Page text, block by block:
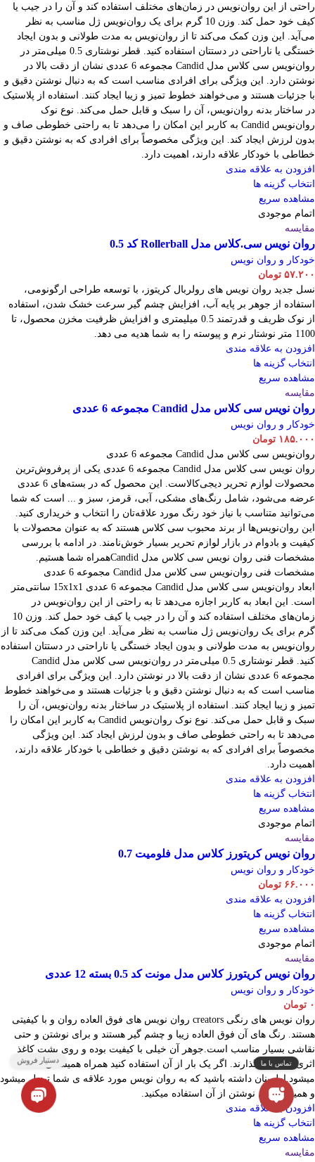
راحتی از این روان‌نویس در زمان‌های مختلف استفاده کند و آن را در جیب یا
کیف خود حمل کند. وزن 10 گرم برای یک روان‌نویس ژل مناسب به نظر
می‌آید. این وزن کمک می‌کند تا از روان‌نویس به مدت طولانی و بدون ایجاد
خستگی یا ناراحتی در دستتان استفاده کنید. قطر نوشتاری 0.5 میلی‌متر در
روان‌نویس سی کلاس مدل Candid مجموعه 6 عددی نشان از دقت بالا در
نوشتن دارد. این ویژگی برای افرادی مناسب است که به دنبال نوشتن دقیق و
با جزئیات هستند و می‌خواهند خطوط تمیز و زیبا ایجاد کنند. استفاده از پلاستیک
در ساختار بدنه روان‌نویس، آن را سبک و قابل حمل می‌کند. نوع نوک
روان‌نویس Candid به کاربر این امکان را می‌دهد تا به راحتی خطوطی صاف و
بدون لرزش ایجاد کند. این ویژگی مخصوصاً برای افرادی که به نوشتن دقیق و
خطاطی با خودکار علاقه دارند، اهمیت دارد.
افزودن به علاقه مندی
انتخاب گزینه ها
مشاهده سریع
اتمام موجودی
مقایسه
روان نویس سی.کلاس مدل Rollerball کد 0.5
خودکار و روان نویس
۵۷.۲۰۰ تومان
نسل جدید روان نویس های رولربال کریتوز، با توسعه طراحی ارگونومی،
استفاده از جوهر بر پایه آب، افزایش چشم گیر سرعت خشک شدن، استفاده
از نوک ظریف و قدرتمند 0.5 میلیمتری و افزایش ظرفیت مخزن محصول، تا
1100 متر نوشتار نرم و پیوسته را به شما هدیه می دهد.
افزودن به علاقه مندی
انتخاب گزینه ها
مشاهده سریع
مقایسه
روان نویس سی کلاس مدل Candid مجموعه 6 عددی
خودکار و روان نویس
۱۸۵.۰۰۰ تومان
روان‌نویس سی کلاس مدل Candid مجموعه 6 عددی
روان نویس سی کلاس مدل Candid مجموعه 6 عددی یکی از پرفروش‌ترین
محصولات لوازم تحریر دیجی‌کالاست. این محصول که در بسته‌های 6 عددی
عرضه می‌شود، شامل رنگ‌های مشکی، آبی، قرمز، سبز و ... است که شما
می‌توانید متناسب با نیاز خود رنگ مورد علاقه‌تان را انتخاب و خریداری کنید.
این روان‌نویس‌ها از برند محبوب سی کلاس هستند که به عنوان محصولات با
کیفیت و بادوام در بازار لوازم تحریر بسیار خوش‌نامند. در ادامه با بررسی
مشخصات فنی روان نویس سی کلاس مدل Candidهمراه شما هستیم.
مشخصات فنی روان‌نویس سی کلاس مدل Candid مجموعه 6 عددی
ابعاد روان‌نویس سی کلاس مدل Candid مجموعه 6 عددی 15x1x1 سانتی‌متر
است. این ابعاد به کاربر اجازه می‌دهد تا به راحتی از این روان‌نویس در
زمان‌های مختلف استفاده کند و آن را در جیب یا کیف خود حمل کند. وزن 10
گرم برای یک روان‌نویس ژل مناسب به نظر می‌آید. این وزن کمک می‌کند تا از
روان‌نویس به مدت طولانی و بدون ایجاد خستگی یا ناراحتی در دستتان استفاده
کنید. قطر نوشتاری 0.5 میلی‌متر در روان‌نویس سی کلاس مدل Candid
مجموعه 6 عددی نشان از دقت بالا در نوشتن دارد. این ویژگی برای افرادی
مناسب است که به دنبال نوشتن دقیق و با جزئیات هستند و می‌خواهند خطوط
تمیز و زیبا ایجاد کنند. استفاده از پلاستیک در ساختار بدنه روان‌نویس، آن را
سبک و قابل حمل می‌کند. نوع نوک روان‌نویس Candid به کاربر این امکان را
می‌دهد تا به راحتی خطوطی صاف و بدون لرزش ایجاد کند. این ویژگی
مخصوصاً برای افرادی که به نوشتن دقیق و خطاطی با خودکار علاقه دارند،
اهمیت دارد.
افزودن به علاقه مندی
انتخاب گزینه ها
مشاهده سریع
اتمام موجودی
مقایسه
روان نویس کریتورز کلاس مدل فلومیت 0.7
خودکار و روان نویس
۶۶.۰۰۰ تومان
افزودن به علاقه مندی
انتخاب گزینه ها
مشاهده سریع
اتمام موجودی
مقایسه
روان نویس کریتورز کلاس مدل مونت کد 0.5 بسته 12 عددی
خودکار و روان نویس
۰ تومان
روان نویس های رنگی creators روان نویس های فوق العاده روان و با کیفیتی
هستند. رنگ های آن فوق العاده زیبا و چشم گیر هستند و برای نوشتن و حتی
نقاشی بسیار مناسب است.جوهر آن خیلی با کیفیت بوده و روی پشت کاغذ
اثری به جا نمیگذارند. اگر یک بار از آن استفاده کنید همراه همیشگی شما
میشود.اطمینان داشته باشید که به روان نویس مورد علاقه ی شما تبدیل میشود
و همیشه برای نوشتن از آن استفاده میکنید.
افزودن به علاقه مندی
انتخاب گزینه ها
مشاهده سریع
مقایسه